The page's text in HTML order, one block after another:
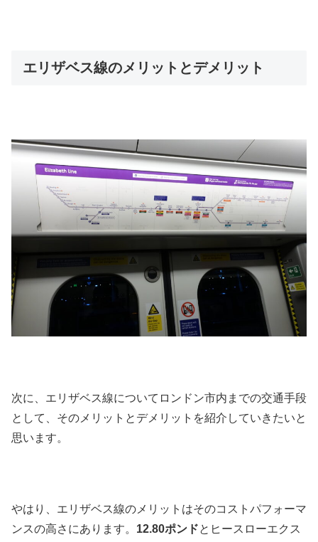
エリザベス線のメリットとデメリット
次に、エリザベス線についてロンドン市内までの交通手段
として、そのメリットとデメリットを紹介していきたいと
思います。
やはり、エリザベス線のメリットはそのコストパフォーマ
ンスの高さにあります。 12.80ポンドとヒースローエクス